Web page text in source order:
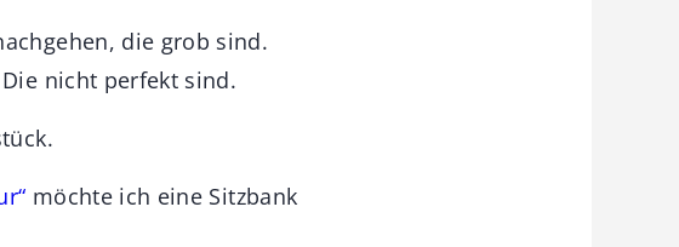
die grob sind.
nicht perfekt sind.
möchte ich eine Sitzbank